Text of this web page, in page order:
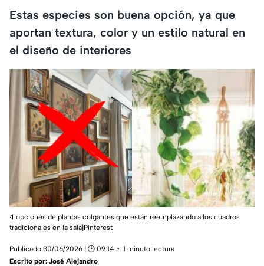
Estas especies son buena opción, ya que
aportan textura, color y un estilo natural en
el diseño de interiores
4 opciones de plantas colgantes que están reemplazando a los cuadros
tradicionales en la sala|Pinterest
Publicado 30/06/2026 | 🕑 09:14
1 minuto lectura
Escrito por: José Alejandro